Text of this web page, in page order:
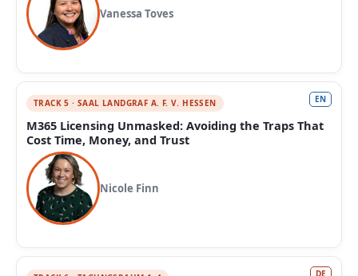
Vanessa Toves
TRACK 5 · SAAL LANDGRAF A. F. V. HESSEN EN
M365 Licensing Unmasked: Avoiding the Traps That
Cost Time, Money, and Trust
Nicole Finn
DE